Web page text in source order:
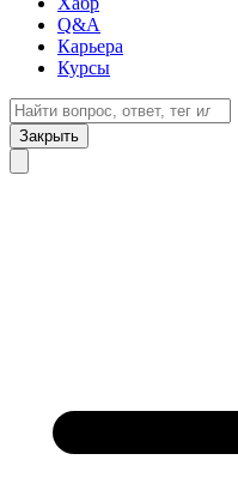
Q&A
Карьера
Курсы
Закрыть